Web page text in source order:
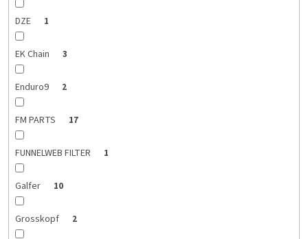
DZE 1
EK Chain 3
Enduro9 2
FM PARTS 17
FUNNELWEB FILTER 1
Galfer 10
Grosskopf 2